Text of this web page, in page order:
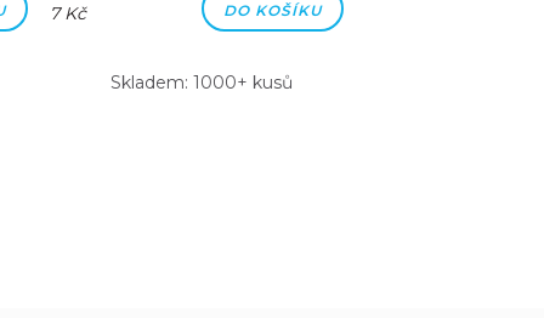
7 Kč DO KOŠÍKU
Skladem: 1000+ kusů